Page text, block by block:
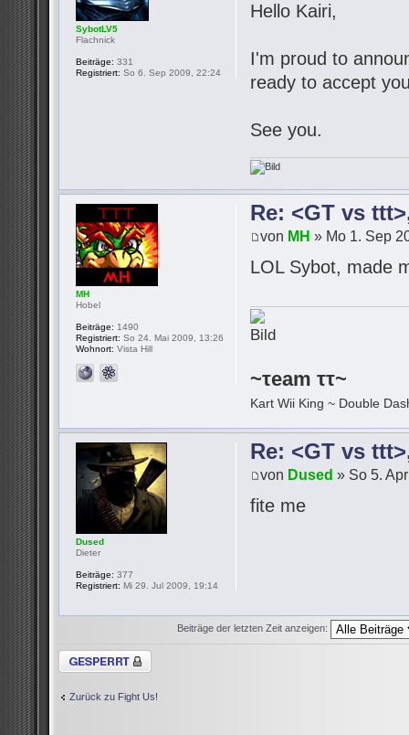
Hello Kairi,
I'm proud to
ready to accept
See you.
SybotLV5
Flachnick
Beiträge: 331
Registriert: So 6. Sep 2009, 22:24
Re: <GT vs
von MH » Mo 1. Sep
LOL Sybot, made
~τeam ττ~
Kart Wii King ~ Double
MH
Hobel
Beiträge: 1490
Registriert: So 24. Mai 2009, 13:26
Wohnort: Vista Hill
Re: <GT vs
von Dused » So 5.
fite me
Dused
Dieter
Beiträge: 377
Registriert: Mi 29. Jul 2009, 19:14
Beiträge der letzten Zeit anzeigen:
Thema gesperrt
Zurück zu Fight Us!